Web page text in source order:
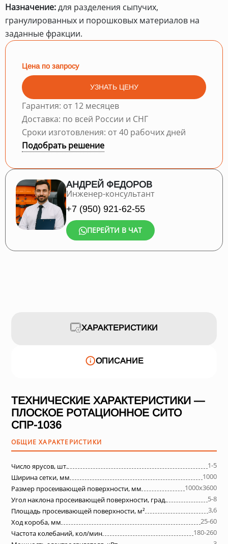
Назначение:для разделения сыпучих,
гранулированных и порошковых материалов на
заданные фракции.
Цена по запросу
УЗНАТЬ ЦЕНУ
Гарантия: от 12 месяцев
Доставка: по всей России и СНГ
Сроки изготовления: от 40 рабочих дней
Подобрать решение
АНДРЕЙ ФЕДОРОВ
Инженер-консультант
+7 (950) 921-62-55
ПЕРЕЙТИ В ЧАТ
ХАРАКТЕРИСТИКИ
ОПИСАНИЕ
ТЕХНИЧЕСКИЕ ХАРАКТЕРИСТИКИ —
ПЛОСКОЕ РОТАЦИОННОЕ СИТО
СПР-1036
ОБЩИЕ ХАРАКТЕРИСТИКИ
Число ярусов, шт.
1-5
Ширина сетки, мм
1000
Размер просеивающей поверхности, мм
1000х3600
Угол наклона просеивающей поверхности, град.
5-8
Площадь просеивающей поверхности, м²
3,6
Ход короба, мм
25-60
Частота колебаний, кол/мин
180-260